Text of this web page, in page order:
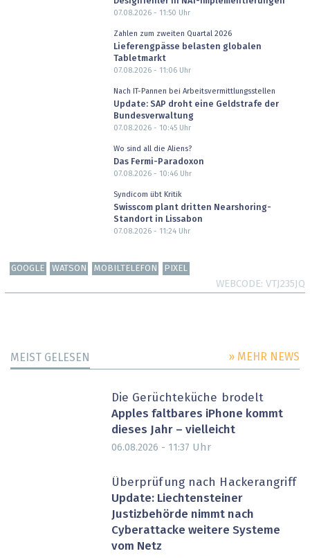
07.08.2026 - 11:50 Uhr
Zahlen zum zweiten Quartal 2026
Lieferengpässe belasten globalen
Tabletmarkt
07.08.2026 - 11:06Uhr
Nach IT-Pannen bei Arbeitsvermittlungsstellen
Update: SAP droht eine Geldstrafe der
Bundesverwaltung
07.08.2026 - 10:45Uhr
Wo sind all die Aliens?
Das Fermi-Paradoxon
07.08.2026 - 10:46Uhr
Syndicom übt Kritik
Swisscom plant dritten Nearshoring-
Standort in Lissabon
07.08.2026 - 11:24Uhr
GOOGLE WATSON MOBILTELEFON PIXEL
WEBCODE VTJ235JQ
MEIST GELESEN » MEHR NEWS
Die Gerüchteküche brodelt
Apples faltbares iPhone kommt
dieses Jahr – vielleicht
06.08.2026 - 11:37 Uhr
Überprüfung nach Hackerangriff
Update: Liechtensteiner
Justizbehörde nimmt nach
Cyberattacke weitere Systeme
vom Netz